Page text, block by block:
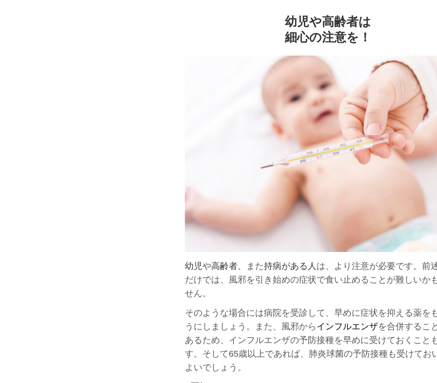
幼児や高齢者は
細心の注意を！
幼児や高齢者、 また持病がある人 は、より注意が必要です。前
だけでは、風邪を引き始めの症状で食い止めることが難しいか
せん。
そのような場合には病院を受診して、早めに症状を抑える薬を
うにしましょう。また、風邪から インフルエンザを合併するこ
あるため、インフルエンザの予防接種を早めに受けておくこと
す。そして65歳以上であれば、肺炎球菌の予防接種も受けてお
よいでしょう。